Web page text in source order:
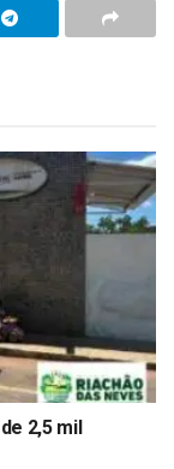
2,5 mil